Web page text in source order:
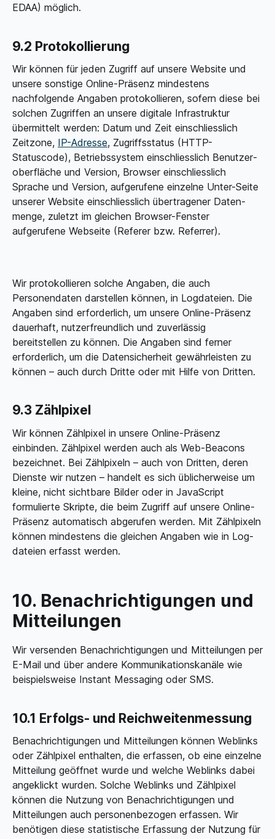
EDAA) möglich.
9.2 Protokollierung
Wir können für jeden Zugriff auf unsere Website und
unsere sonstige Online-Präsenz mindestens
nachfolgende Angaben protokollieren, sofern diese bei
solchen Zugriffen an unsere digitale Infrastruktur
übermittelt werden: Datum und Zeit einschliesslich
Zeitzone, IP-Adresse, Zugriffsstatus (HTTP-
Statuscode), Betriebs­system einschliesslich Benutzer­
oberfläche und Version, Browser einschliesslich
Sprache und Version, aufgerufene einzelne Unter-Seite
unserer Website einschliesslich übertragener Daten­
menge, zuletzt im gleichen Browser-Fenster
aufgerufene Webseite (Referer bzw. Referrer).
Wir protokollieren solche Angaben, die auch
Personendaten darstellen können, in Log­dateien. Die
Angaben sind erforderlich, um unsere Online-Präsenz
dauerhaft, nutzerfreundlich und zuverlässig
bereitstellen zu können. Die Angaben sind ferner
erforderlich, um die Datensicherheit gewährleisten zu
können – auch durch Dritte oder mit Hilfe von Dritten.
9.3 Zählpixel
Wir können Zählpixel in unsere Online-Präsenz
einbinden. Zählpixel werden auch als Web-Beacons
bezeichnet. Bei Zählpixeln – auch von Dritten, deren
Dienste wir nutzen – handelt es sich üblicherweise um
kleine, nicht sichtbare Bilder oder in JavaScript
formulierte Skripte, die beim Zugriff auf unsere Online-
Präsenz automatisch abgerufen werden. Mit Zählpixeln
können mindestens die gleichen Angaben wie in Log­
dateien erfasst werden.
10. Benachrichtigungen und
Mitteilungen
Wir versenden Benachrichtigungen und Mitteilungen per
E-Mail und über andere Kommunikationskanäle wie
beispielsweise Instant Messaging oder SMS.
10.1 Erfolgs- und Reichweitenmessung
Benachrichtigungen und Mitteilungen können Weblinks
oder Zählpixel enthalten, die erfassen, ob eine einzelne
Mitteilung geöffnet wurde und welche Weblinks dabei
angeklickt wurden. Solche Weblinks und Zählpixel
können die Nutzung von Benachrichtigungen und
Mitteilungen auch personenbezogen erfassen. Wir
benötigen diese statistische Erfassung der Nutzung für